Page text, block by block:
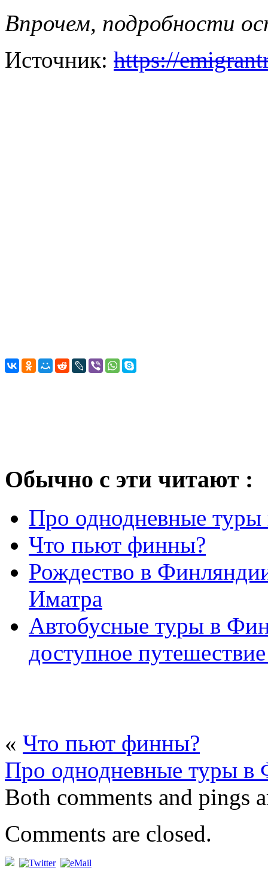
Впрочем, подробности
Источник: https://
Обычно с эти читают :
Про однодневные
Что пьют финны?
Рождество в
Иматра
Автобусные туры в
доступное
« Что пьют финны?
Про однодневные туры
Both comments and pings
Comments are closed.